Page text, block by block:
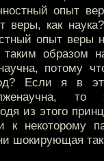
опыт
веры, как
опыт веры
образом
потому
Если я в
из этого
к некоторому
шокирующая